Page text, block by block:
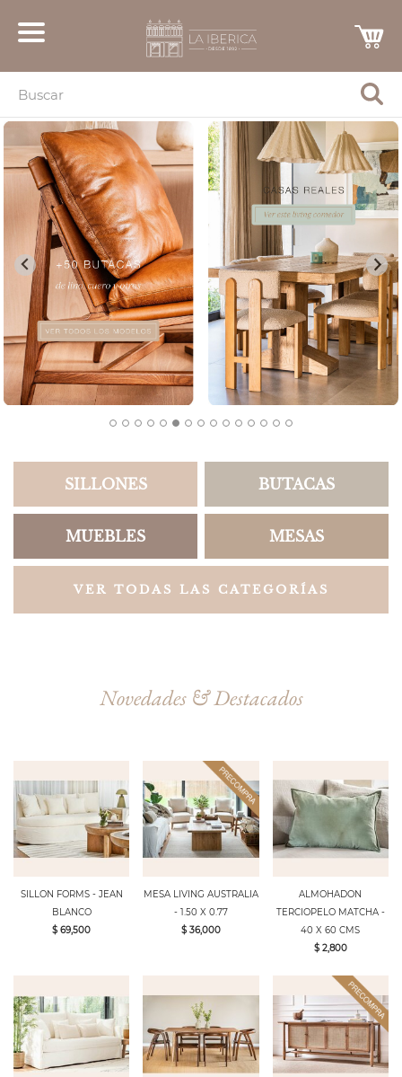
SILLONES BUTACAS
MUEBLES MESAS
VER TODAS LAS CATEGORÍAS
Novedades & Destacados
SILLON FORMS - JEAN
BLANCO
$ 69,500
MESA LIVING AUSTRALIA
- 1.50 X 0.77
$ 36,000
ALMOHADON
TERCIOPELO MATCHA -
40 X 60 CMS
$ 2,800